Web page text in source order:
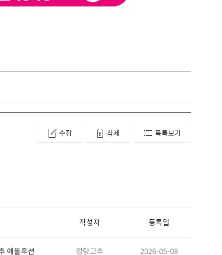
수정 삭제 목록보기
작성자 등록일
에볼루션
청량고추
2026-05-08